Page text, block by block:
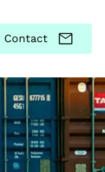
Contact